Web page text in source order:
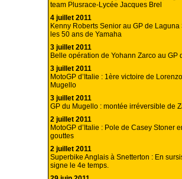
team Plusrace-Lycée Jacques Brel
4 juillet 2011
Kenny Roberts Senior au GP de Laguna
les 50 ans de Yamaha
3 juillet 2011
Belle opération de Yohann Zarco au GP
3 juillet 2011
MotoGP d’Italie : 1ère victoire de
Mugello
3 juillet 2011
GP du Mugello : montée irréversible de
2 juillet 2011
MotoGP d’Italie : Pole de Casey Stoner
gouttes
2 juillet 2011
Superbike Anglais à Snetterton : En
signe le 4e temps.